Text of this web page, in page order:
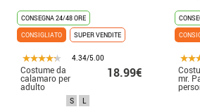
CONSEGNA 24/48 ORE
CONSIGLIATO
SUPER VENDITE
4.34/5.00
Costume da
calamaro per
adulto
18.99€
S L
mr.
per